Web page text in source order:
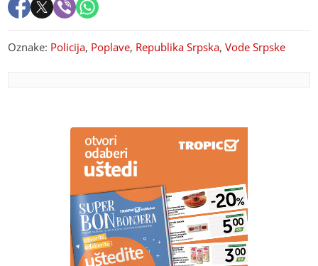
Oznake: Policija, Poplave, Republika Srpska,Vode Srpske